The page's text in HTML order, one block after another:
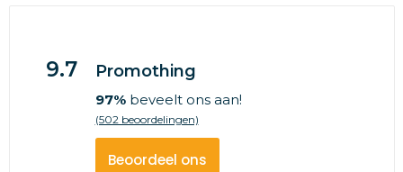
9.7 Promothing
97%beveelt ons aan!
(502 beoordelingen)
Beoordeel ons